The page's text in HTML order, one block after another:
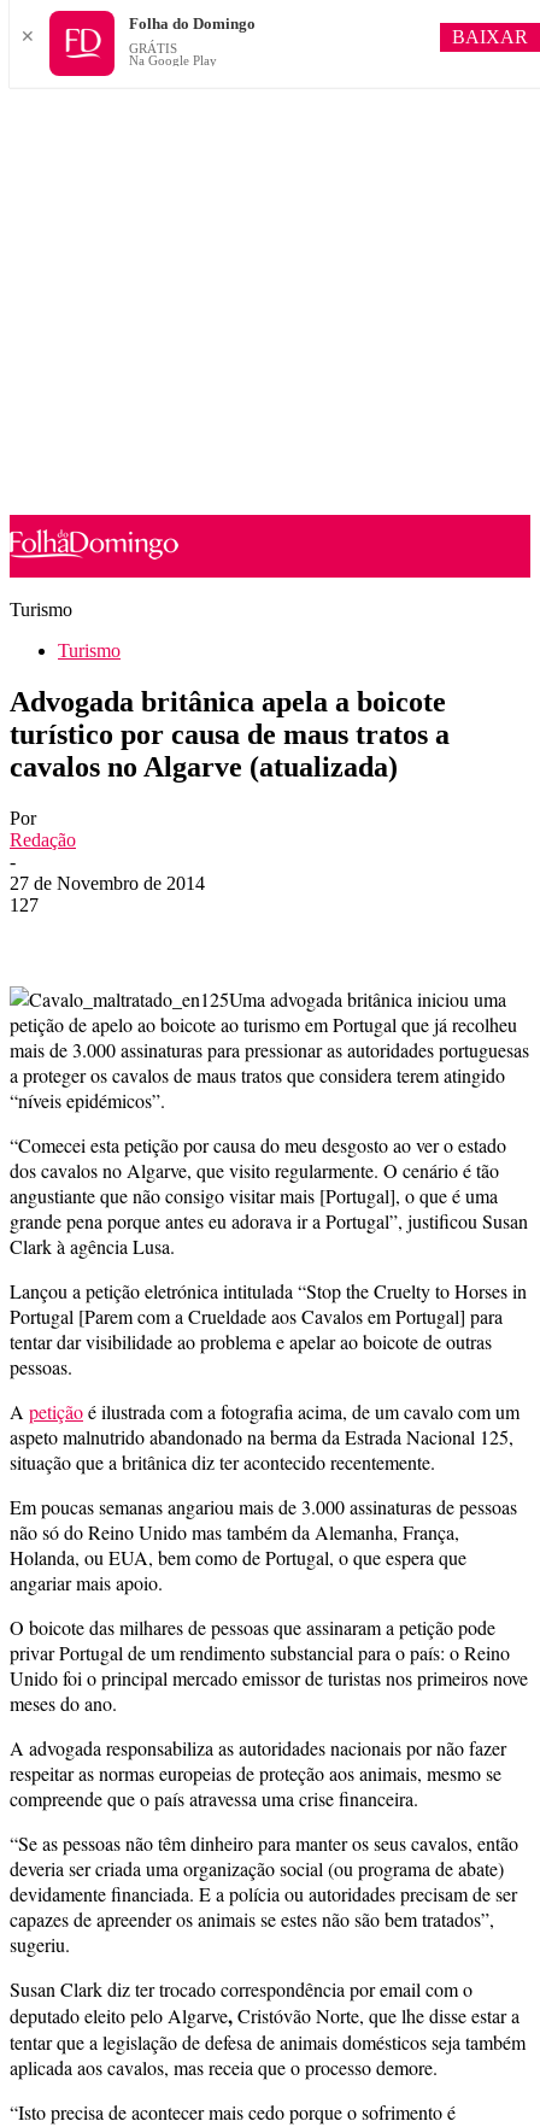
Turismo
Turismo
Advogada britânica apela a boicote
turístico por causa de maus tratos a
cavalos no Algarve (atualizada)
Por
Redação
-
27 de Novembro de 2014
127
Uma advogada britânica iniciou uma
petição de apelo ao boicote ao turismo em Portugal que já recolheu
mais de 3.000 assinaturas para pressionar as autoridades portuguesas
a proteger os cavalos de maus tratos que considera terem atingido
“níveis epidémicos”.
“Comecei esta petição por causa do meu desgosto ao ver o estado
dos cavalos no Algarve, que visito regularmente. O cenário é tão
angustiante que não consigo visitar mais [Portugal], o que é uma
grande pena porque antes eu adorava ir a Portugal”, justificou Susan
Clark à agência Lusa.
Lançou a petição eletrónica intitulada “Stop the Cruelty to Horses in
Portugal [Parem com a Crueldade aos Cavalos em Portugal] para
tentar dar visibilidade ao problema e apelar ao boicote de outras
pessoas.
A petiçãoé ilustrada com a fotografia acima, de um cavalo com um
aspeto malnutrido abandonado na berma da Estrada Nacional 125,
situação que a britânica diz ter acontecido recentemente.
Em poucas semanas angariou mais de 3.000 assinaturas de pessoas
não só do Reino Unido mas também da Alemanha, França,
Holanda, ou EUA, bem como de Portugal, o que espera que
angariar mais apoio.
O boicote das milhares de pessoas que assinaram a petição pode
privar Portugal de um rendimento substancial para o país: o Reino
Unido foi o principal mercado emissor de turistas nos primeiros nove
meses do ano.
A advogada responsabiliza as autoridades nacionais por não fazer
respeitar as normas europeias de proteção aos animais, mesmo se
compreende que o país atravessa uma crise financeira.
“Se as pessoas não têm dinheiro para manter os seus cavalos, então
deveria ser criada uma organização social (ou programa de abate)
devidamente financiada. E a polícia ou autoridades precisam de ser
capazes de apreender os animais se estes não são bem tratados”,
sugeriu.
Susan Clark diz ter trocado correspondência por email com o
deputado eleito pelo Algarve,Cristóvão Norte, que lhe disse estar a
tentar que a legislação de defesa de animais domésticos seja também
aplicada aos cavalos, mas receia que o processo demore.
“Isto precisa de acontecer mais cedo porque o sofrimento é
✕
Folha do Domingo
GRÁTIS
Na Google Play
BAIXAR